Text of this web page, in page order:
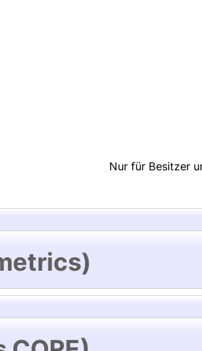
Nur für Besitzer